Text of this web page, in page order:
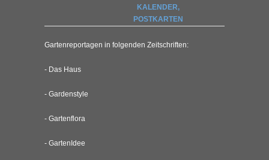
KALENDER,
POSTKARTEN
Gartenreportagen in folgenden Zeitschriften:
- Das Haus
- Gardenstyle
- Gartenflora
- GartenIdee